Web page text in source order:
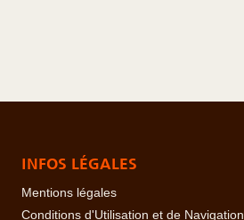
INFOS LÉGALES
Mentions légales
Conditions d'Utilisation et de Navigation